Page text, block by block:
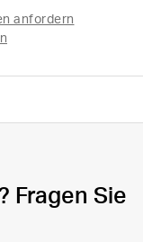
anfordern
Fragen Sie